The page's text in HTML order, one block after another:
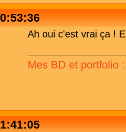
Ah oui c'est vrai ça !
Mes BD et portfolio